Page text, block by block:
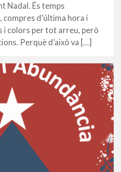
Nadal. És temps
compres d’última hora i
i colors per tot arreu, però
Perquè d’això va […]